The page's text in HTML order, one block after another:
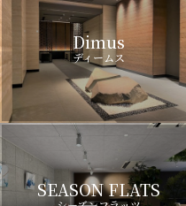
Dimus
ディームス
SEASON FLATS